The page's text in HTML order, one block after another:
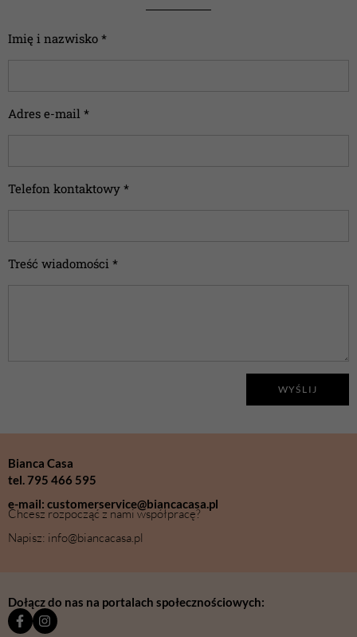
Imię i nazwisko *
Adres e-mail *
Telefon kontaktowy *
Treść wiadomości *
WYŚLIJ
Bianca Casa
tel. 795 466 595
e-mail: customerservice@biancacasa.pl
Chcesz rozpocząć z nami współpracę?
Napisz: info@biancacasa.pl
Dołącz do nas na portalach społecznościowych: